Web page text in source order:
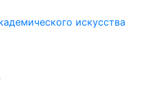
искусства